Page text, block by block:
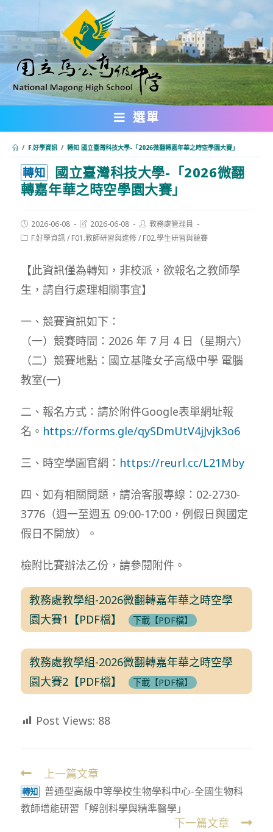
轉
主
要
內
選單
/ F.好學資訊 / 轉知 國立臺灣科技大學-「2026微翻轉嘉年華之時空學園大賽」
轉知
國立臺灣科技大學-「2026微翻
轉嘉年華之時空學園大賽」
Post
published:
2026-06-08
Post
last
modified:
2026-06-08
Post
author:
教務處管理員
PostF.好學資訊/ F01.教師研習與進修/ F02.學生研習與競賽
【此資訊僅為轉知，非校派，欲報名之教師學
生，請自行處理相關事宜】
一、競賽資訊如下：
（一）競賽時間：2026 年 7 月 4 日（星期六）
（二）競賽地點：國立基隆女子高級中學 電腦
教室(一)
二、報名方式：請於附件Google表單網址報
名。 https://forms.gle/qySDmUtV4jJvjk3o6
三、時空學園官網： https://reurl.cc/L21Mby
四、如有相關問題，請洽客服專線：02-2730-
3776（週一至週五 09:00-17:00，例假日與國定
假日不開放）。
檢附比賽辦法乙份，請參閱附件。
教務處教學組-2026微翻轉嘉年華之時空學
園大賽1【PDF檔】
下載【PDF檔】
教務處教學組-2026微翻轉嘉年華之時空學
園大賽2【PDF檔】
下載【PDF檔】
Post Views: 88
Read
more
articles
上一篇文章
轉知
普通型高級中等學校生物學科中心-全國生物科
教師增能研習「解剖科學與精準醫學」
下一篇文章